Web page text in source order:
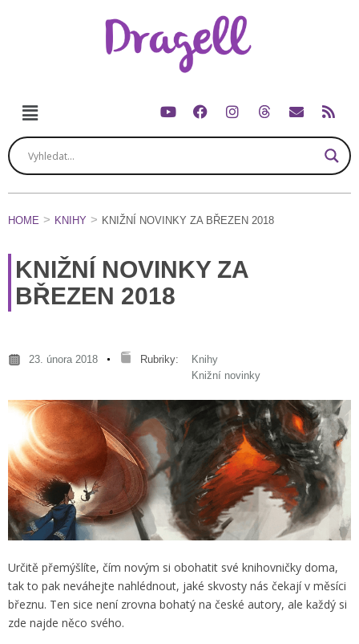
HOME KNIHY KNIŽNÍ NOVINKY ZA BŘEZEN 2018
KNIŽNÍ NOVINKY ZA
BŘEZEN 2018
23. února 2018 Rubriky:
Knihy
Knižní novinky
Určitě přemýšlíte, čím novým si obohatit své knihovničky doma,
tak to pak neváhejte nahlédnout, jaké skvosty nás čekají v měsíci
březnu. Ten sice není zrovna bohatý na české autory, ale každý si
zde najde něco svého.